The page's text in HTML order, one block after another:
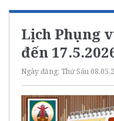
Lịch Phụng
đến
Ngày đăng: Thứ Sáu